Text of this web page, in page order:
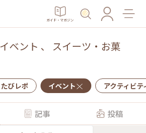
ガイド・マガジン
イベント 、 スイーツ・お菓
たびレポ イベント アクティビテ
記事 投稿